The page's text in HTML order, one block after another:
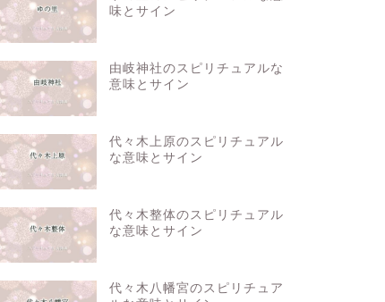
味とサイン
由岐神社のスピリチュアルな
意味とサイン
代々木上原のスピリチュアル
な意味とサイン
代々木整体のスピリチュアル
な意味とサイン
代々木八幡宮のスピリチュア